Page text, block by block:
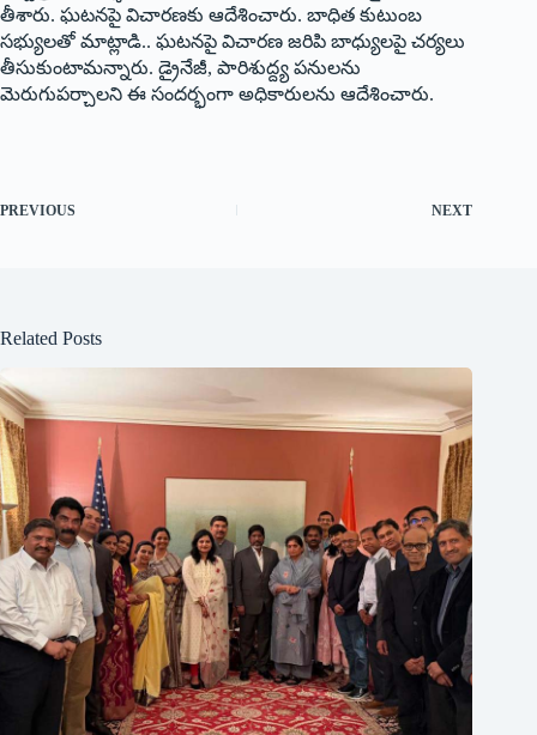
తీశారు. ఘటనపై విచారణకు ఆదేశించారు. బాధిత కుటుంబ
సభ్యులతో మాట్లాడి.. ఘటనపై విచారణ జరిపి బాధ్యులపై చర్యలు
తీసుకుంటామన్నారు. డ్రైనేజీ, పారిశుద్ద్య పనులను
మెరుగుపర్చాలని ఈ సందర్భంగా అధికారులను ఆదేశించారు.
PREVIOUS NEXT
Related Posts